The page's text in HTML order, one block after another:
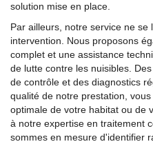
solution mise en place.
Par ailleurs, notre service ne se
intervention. Nous proposons
complet et une assistance
de lutte contre les nuisibles.
de contrôle et des diagnostics
qualité de notre prestation,
optimale de votre habitat ou de
à notre expertise en traitement
sommes en mesure d'identifier